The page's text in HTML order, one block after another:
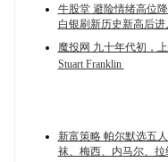
牛股堂 避险情绪高位
白银刷新历史新高后
魔投网 九十年代初，
Stuart Franklin ​
新富策略 帕尔默选五
袜、梅西、内马尔、拉